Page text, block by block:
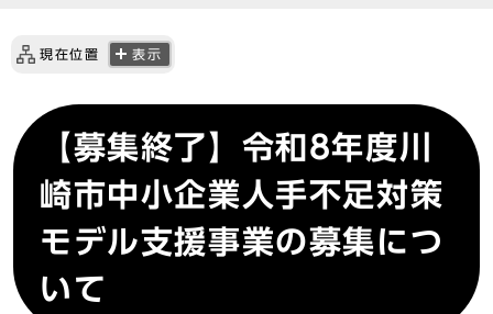
現在位置 表示
【募集終了】令和8年度川
崎市中小企業人手不足対策
モデル支援事業の募集につ
いて